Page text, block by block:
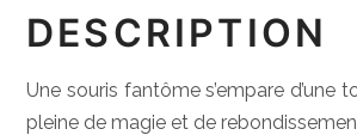
DESCRIPTION
Une souris fantôme s’empare
pleine de magie et de